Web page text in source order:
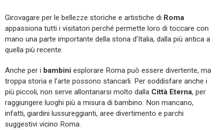
Girovagare per le bellezze storiche e artistiche di Roma
appassiona tutti i visitatori perché permette loro di toccare con
mano una parte importante della storia d’Italia, dalla più antica a
quella più recente.
Anche per i bambini esplorare Roma può essere divertente, ma
troppa storia e l’arte possono stancarli. Per soddisfare anche i
più piccoli, non serve allontanarsi molto dalla Città Eterna, per
raggiungere luoghi più a misura di bambino. Non mancano,
infatti, giardini lussureggianti, aree divertimento e parchi
suggestivi vicino Roma.